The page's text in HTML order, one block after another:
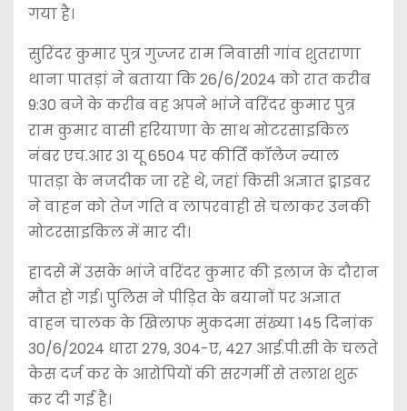
गया है।
सुरिंदर कुमार पुत्र गुज्जर राम निवासी गांव शुतराणा
थाना पातड़ां ने बताया कि 26/6/2024 को रात करीब
9:30 बजे के करीब वह अपने भांजे वरिंदर कुमार पुत्र
राम कुमार वासी हरियाणा के साथ मोटरसाइकिल
नंबर एच.आर 31 यू 6504 पर कीर्ति कॉलेज न्याल
पातड़ा के नजदीक जा रहे थे, जहां किसी अज्ञात ड्राइवर
ने वाहन को तेज गति व लापरवाही से चलाकर उनकी
मोटरसाइकिल में मार दी।
हादसे में उसके भांजे वरिंदर कुमार की इलाज के दौरान
मौत हो गई। पुलिस ने पीड़ित के बयानों पर अज्ञात
वाहन चालक के खिलाफ मुकदमा संख्या 145 दिनांक
30/6/2024 धारा 279, 304-ए, 427 आई.पी.सी के चलते
केस दर्ज कर के आरोपियों की सरगर्मी से तलाश शुरू
कर दी गई है।